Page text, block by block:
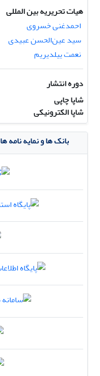
هیات تحریریه بین المللی
احمدغنی خسروی
سید عین‌الحسن عبیدی
نعمت ییلدیریم
دوره انتشار
شاپا چاپی
شاپا الکترونیکی
بانک ها و نمایه نامه ها